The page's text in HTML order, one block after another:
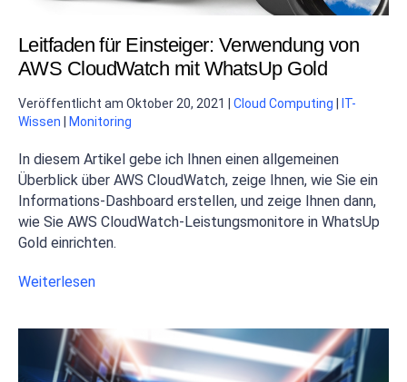
Leitfaden für Einsteiger: Verwendung von
AWS CloudWatch mit WhatsUp Gold
Veröffentlicht am Oktober 20, 2021 Cloud Computing
IT-
Wissen
Monitoring
In diesem Artikel gebe ich Ihnen einen allgemeinen
Überblick über AWS CloudWatch, zeige Ihnen, wie Sie ein
Informations-Dashboard erstellen, und zeige Ihnen dann,
wie Sie AWS CloudWatch-Leistungsmonitore in WhatsUp
Gold einrichten.
Weiterlesen